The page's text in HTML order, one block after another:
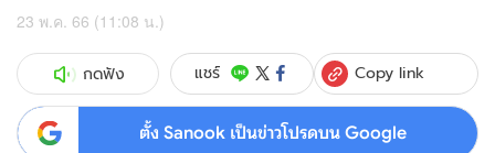
23 พ.ค. 66 (11:08 น.)
กดฟัง แชร์ Copy link
ตั้ง Sanook เป็นข่าวโปรดบน Google